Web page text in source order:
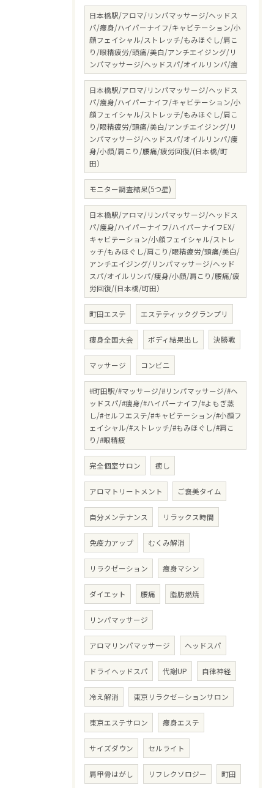
日本橋駅/アロマ/リンパマッサージ/ヘッドス
パ/痩身/ハイパーナイフ/キャビテーション/小
顔フェイシャル/ストレッチ/もみほぐし/肩こ
り/眼精疲労/頭痛/美白/アンチエイジング/リ
ンパマッサージ/ヘッドスパ/オイルリンパ/痩
日本橋駅/アロマ/リンパマッサージ/ヘッドス
パ/痩身/ハイパーナイフ/キャビテーション/小
顔フェイシャル/ストレッチ/もみほぐし/肩こ
り/眼精疲労/頭痛/美白/アンチエイジング/リ
ンパマッサージ/ヘッドスパ/オイルリンパ/痩
身/小顔/肩こり/腰痛/疲労回復/(日本橋/町
田）
モニター調査結果(5つ星)
日本橋駅/アロマ/リンパマッサージ/ヘッドス
パ/痩身/ハイパーナイフ/ハイパーナイフEX/
キャビテーション/小顔フェイシャル/ストレ
ッチ/もみほぐし/肩こり/眼精疲労/頭痛/美白/
アンチエイジング/リンパマッサージ/ヘッド
スパ/オイルリンパ/痩身/小顔/肩こり/腰痛/疲
労回復/(日本橋/町田）
町田エステ エステティックグランプリ
痩身全国大会 ボディ結果出し 決勝戦
マッサージ コンビニ
#町田駅/#マッサージ/#リンパマッサージ/#ヘ
ッドスパ/#痩身/#ハイパーナイフ/#よもぎ蒸
し/#セルフエステ/#キャビテーション/#小顔フ
ェイシャル/#ストレッチ/#もみほぐし/#肩こ
り/#眼精疲
完全個室サロン 癒し
アロマトリートメント ご褒美タイム
自分メンテナンス リラックス時間
免疫力アップ むくみ解消
リラクゼーション 痩身マシン
ダイエット 腰痛 脂肪燃焼
リンパマッサージ
アロマリンパマッサージ ヘッドスパ
ドライヘッドスパ 代謝UP 自律神経
冷え解消 東京リラクゼーションサロン
東京エステサロン 痩身エステ
サイズダウン セルライト
肩甲骨はがし リフレクソロジー 町田